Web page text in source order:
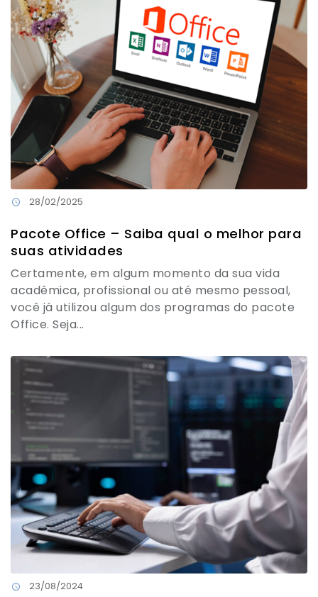
28/02/2025
Pacote Office – Saiba qual o melhor para
suas atividades
Certamente, em algum momento da sua vida
acadêmica, profissional ou até mesmo pessoal,
você já utilizou algum dos programas do pacote
Office. Seja...
23/08/2024